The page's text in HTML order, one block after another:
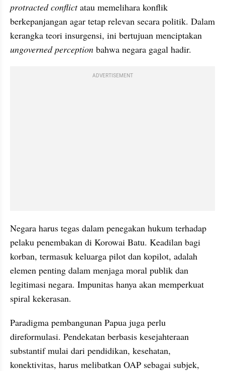
protracted conflict atau memelihara konflik
berkepanjangan agar tetap relevan secara politik. Dalam
ungoverned perception bahwa negara gagal hadir.
ADVERTISEMENT
Negara harus tegas dalam penegakan hukum terhadap
pelaku penembakan di Korowai Batu. Keadilan bagi
korban, termasuk keluarga pilot dan kopilot, adalah
elemen penting dalam menjaga moral publik dan
legitimasi negara. Impunitas hanya akan memperkuat
spiral kekerasan.
Paradigma pembangunan Papua juga perlu
direformulasi. Pendekatan berbasis kesejahteraan
substantif mulai dari pendidikan, kesehatan,
konektivitas, harus melibatkan OAP sebagai subjek,